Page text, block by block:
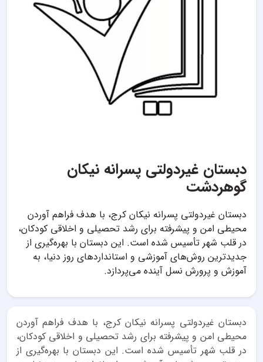
دبستان غیردولتی پسرانه نیکان
گوهردشت
دبستان غیردولتی پسرانه نیکان کرج، با هدف فراهم آوردن
محیطی امن و پیشرفته برای رشد تحصیلی و اخلاقی کودکان،
در قلب شهر تأسیس شده است. این دبستان با بهره‌گیری از
جدیدترین روش‌های آموزشی و استانداردهای روز دنیا، به
آموزش و پرورش نسل آینده می‌پردازد.
دبستان غیردولتی پسرانه نیکان کرج، با هدف فراهم آوردن
محیطی امن و پیشرفته برای رشد تحصیلی و اخلاقی کودکان،
در قلب شهر تأسیس شده است. این دبستان با بهره‌گیری از